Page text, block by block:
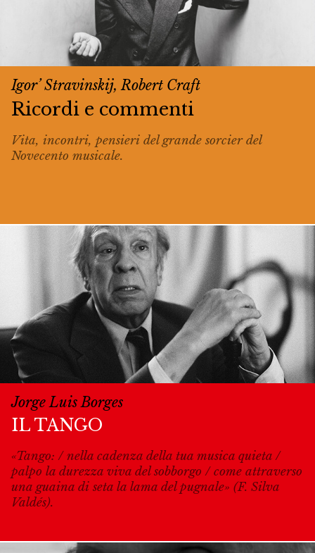
Igor’ Stravinskij, Robert Craft
Ricordi e commenti
Vita, incontri, pensieri del grande sorcierdel
Novecento musicale.
Jorge Luis Borges
IL TANGO
«Tango: / nella cadenza della tua musica quieta /
palpo la durezza viva del sobborgo / come attraverso
una guaina di seta la lama del pugnale» (F. Silva
Valdés).